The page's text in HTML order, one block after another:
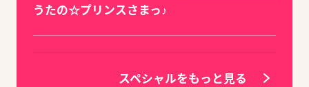
うたの☆プリンスさまっ♪
スペシャルをもっと見る